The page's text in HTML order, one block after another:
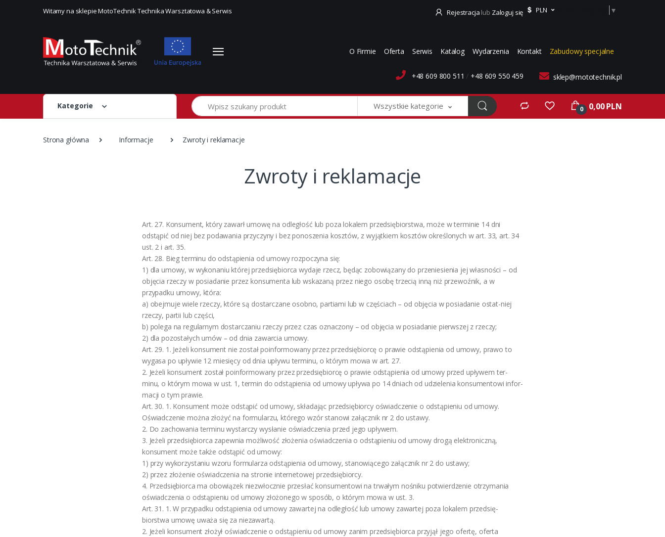
Witamy na sklepie MotoTechnik Technika Warsztatowa & Serwis Rejestracja lub Zaloguj się PLN ▼
O Firmie Oferta Serwis Katalog Wydarzenia Kontakt Zabudowy specjalne
+48 609 800 511 / +48 609 550 459 sklep@mototechnik.pl
Kategorie
Szukaj
Wszystkie kategorie 0 0,00 PLN
Strona główna Informacje Zwroty i reklamacje
Zwroty i reklamacje
Art. 27. Konsument, który zawarł umowę na odległość lub poza lokalem przedsiębiorstwa, może w terminie 14 dni
odstąpić od niej bez podawania przyczyny i bez ponoszenia kosztów, z wyjątkiem kosztów określonych w art. 33, art. 34
ust. 2 i art. 35.
Art. 28. Bieg terminu do odstąpienia od umowy rozpoczyna się:
1) dla umowy, w wykonaniu której przedsiębiorca wydaje rzecz, będąc zobowiązany do przeniesienia jej własności – od
objęcia rzeczy w posiadanie przez konsumenta lub wskazaną przez niego osobę trzecią inną niż przewoźnik, a w
przypadku umowy, która:
a) obejmuje wiele rzeczy, które są dostarczane osobno, partiami lub w częściach – od objęcia w posiadanie ostat-niej
rzeczy, partii lub części,
b) polega na regularnym dostarczaniu rzeczy przez czas oznaczony – od objęcia w posiadanie pierwszej z rzeczy;
2) dla pozostałych umów – od dnia zawarcia umowy.
Art. 29. 1. Jeżeli konsument nie został poinformowany przez przedsiębiorcę o prawie odstąpienia od umowy, prawo to
wygasa po upływie 12 miesięcy od dnia upływu terminu, o którym mowa w art. 27.
2. Jeżeli konsument został poinformowany przez przedsiębiorcę o prawie odstąpienia od umowy przed upływem ter-
minu, o którym mowa w ust. 1, termin do odstąpienia od umowy upływa po 14 dniach od udzielenia konsumentowi infor-
macji o tym prawie.
Art. 30. 1. Konsument może odstąpić od umowy, składając przedsiębiorcy oświadczenie o odstąpieniu od umowy.
Oświadczenie można złożyć na formularzu, którego wzór stanowi załącznik nr 2 do ustawy.
2. Do zachowania terminu wystarczy wysłanie oświadczenia przed jego upływem.
3. Jeżeli przedsiębiorca zapewnia możliwość złożenia oświadczenia o odstąpieniu od umowy drogą elektroniczną,
konsument może także odstąpić od umowy:
1) przy wykorzystaniu wzoru formularza odstąpienia od umowy, stanowiącego załącznik nr 2 do ustawy;
2) przez złożenie oświadczenia na stronie internetowej przedsiębiorcy.
4. Przedsiębiorca ma obowiązek niezwłocznie przesłać konsumentowi na trwałym nośniku potwierdzenie otrzymania
oświadczenia o odstąpieniu od umowy złożonego w sposób, o którym mowa w ust. 3.
Art. 31. 1. W przypadku odstąpienia od umowy zawartej na odległość lub umowy zawartej poza lokalem przedsię-
biorstwa umowę uważa się za niezawartą.
2. Jeżeli konsument złożył oświadczenie o odstąpieniu od umowy zanim przedsiębiorca przyjął jego ofertę, oferta